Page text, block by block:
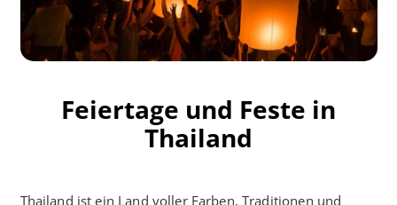
Feiertage und Feste in
Thailand
Thailand ist ein Land voller Farben, Traditionen und